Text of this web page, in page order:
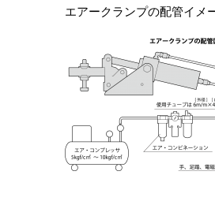
エアークランプの配管イメ